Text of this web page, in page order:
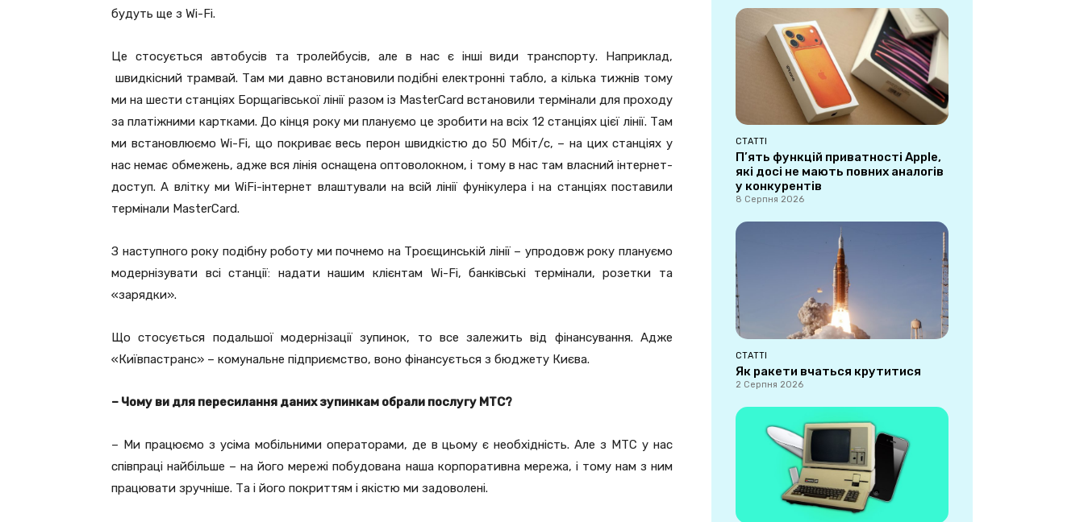
будуть ще з Wi-Fi.
Це стосується автобусів та тролейбусів, але в нас є інші види транспорту. Наприклад,
швидкісний трамвай. Там ми давно встановили подібні електронні табло, а кілька тижнів тому
ми на шести станціях Борщагівської лінії разом із MasterCard встановили термінали для проходу
за платіжними картками. До кінця року ми плануємо це зробити на всіх 12 станціях цієї лінії. Там
ми встановлюємо Wi-Fi, що покриває весь перон швидкістю до 50 Мбіт/с, – на цих станціях у
нас немає обмежень, адже вся лінія оснащена оптоволокном, і тому в нас там власний інтернет-
доступ. А влітку ми WiFi-інтернет влаштували на всій лінії фунікулера і на станціях поставили
термінали MasterCard.
З наступного року подібну роботу ми почнемо на Троєщинській лінії – упродовж року плануємо
модернізувати всі станції: надати нашим клієнтам Wi-Fi, банківські термінали, розетки та
«зарядки».
Що стосується подальшої модернізації зупинок, то все залежить від фінансування. Адже
«Київпастранс» – комунальне підприємство, воно фінансується з бюджету Києва.
– Чому ви для пересилання даних зупинкам обрали послугу МТС?
– Ми працюємо з усіма мобільними операторами, де в цьому є необхідність. Але з МТС у нас
співпраці найбільше – на його мережі побудована наша корпоративна мережа, і тому нам з ним
працювати зручніше. Та і його покриттям і якістю ми задоволені.
СТАТТІ
П’ять функцій приватності Apple,
які досі не мають повних аналогів
у конкурентів
8 Серпня 2026
СТАТТІ
Як ракети вчаться крутитися
2 Серпня 2026